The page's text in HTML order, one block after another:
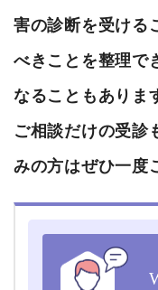
害の診断を受ける
べきことを整理で
なることもありま
ご相談だけの受診
みの方はぜひ一度